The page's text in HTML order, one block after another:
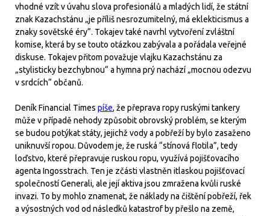
vhodné vzít v úvahu slova profesionálů a mladých lidí, že státní
znak Kazachstánu „je příliš nesrozumitelný, má eklekticismus a
znaky sovětské éry“. Tokajev také navrhl vytvoření zvláštní
komise, která by se touto otázkou zabývala a pořádala veřejné
diskuse. Tokajev přitom považuje vlajku Kazachstánu za
„stylisticky bezchybnou“ a hymna prý nachází „mocnou odezvu
v srdcích“ občanů.
Deník Financial Times píše, že přeprava ropy ruskými tankery
může v případě nehody způsobit obrovský problém, se kterým
se budou potýkat státy, jejichž vody a pobřeží by bylo zasaženo
uniknuvší ropou. Důvodem je, že ruská “stínová flotila”, tedy
loďstvo, které přepravuje ruskou ropu, využívá pojišťovacího
agenta Ingosstrach. Ten je zčásti vlastněn itlaskou pojišťovací
společností Generali, ale její aktiva jsou zmražena kvůli ruské
invazi. To by mohlo znamenat, že náklady na čištění pobřeží, řek
a výsostných vod od následků katastrof by přešlo na země,